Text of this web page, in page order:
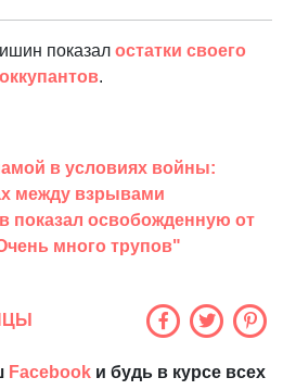
показал остатки своего
.
в условиях войны:
между взрывами
показал освобожденную от
много трупов"
Facebook и будь в курсе всех